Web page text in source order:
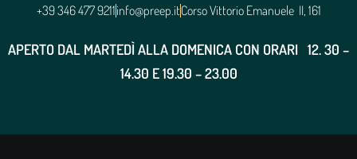
APERTO DAL MARTEDÌ ALLA DOMENICA CON ORARI 12. 30 –
14.30 E 19.30 – 23.00
+39 346 477 9211info@preep.itCorso Vittorio Emanuele II, 161